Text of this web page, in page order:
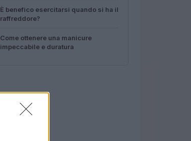
È benefico esercitarsi quando si ha il
raffreddore?
Come ottenere una manicure
impeccabile e duratura